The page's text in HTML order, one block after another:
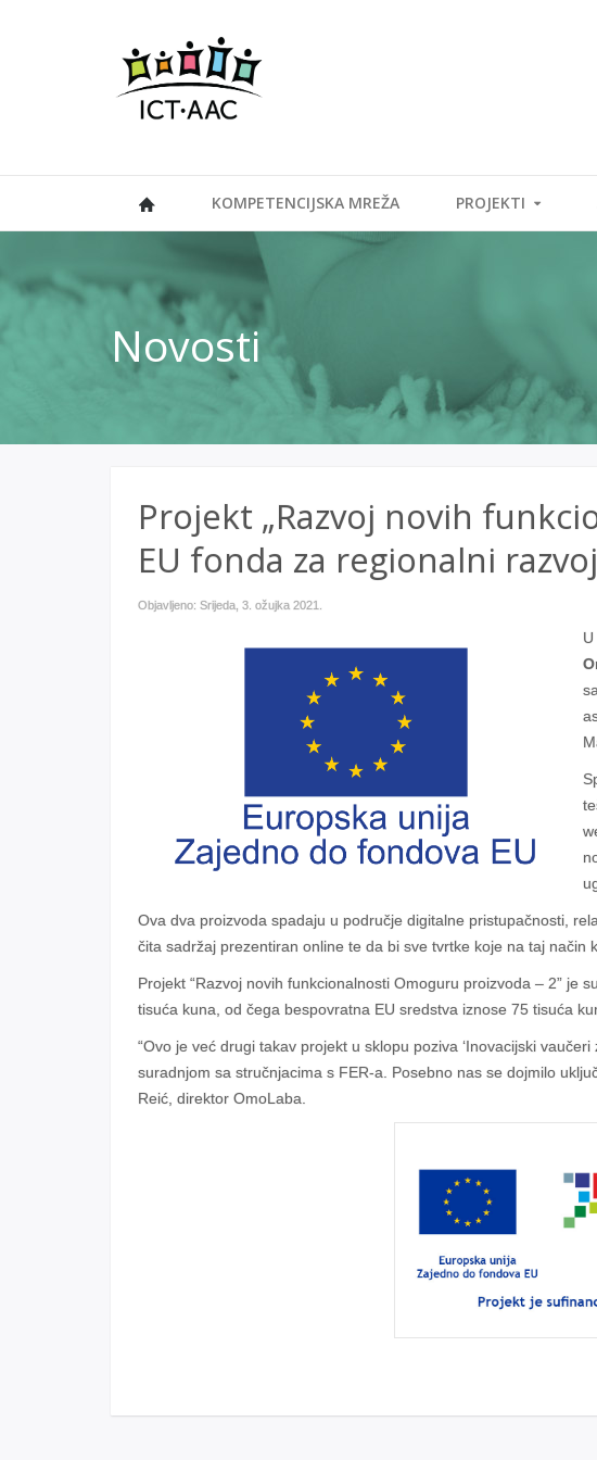
KOMPETENCIJSKA MREŽA PROJEKTI
Novosti
Projekt „Razvoj novih
EU fonda za regionalni razvoj
Objavljeno: Srijeda, 3. ožujka 2021.
Ova dva proizvoda spadaju u područje digitalne pristupačnosti,
čita sadržaj prezentiran online te da bi sve tvrtke koje na taj način
Projekt “Razvoj novih funkcionalnosti Omoguru proizvoda – 2”
tisuća kuna, od čega bespovratna EU sredstva iznose 75 tisuća
“Ovo je već drugi takav projekt u sklopu poziva ‘Inovacijski
suradnjom sa stručnjacima s FER-a. Posebno nas se dojmilo
Reić, direktor OmoLaba.